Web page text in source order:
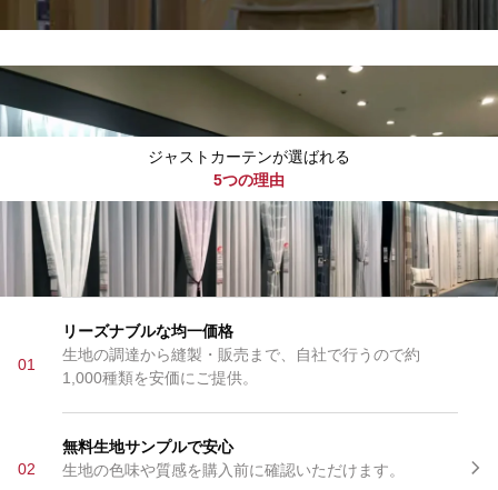
ジャストカーテンが選ばれる
5つの理由
01
リーズナブルな均一価格
生地の調達から縫製・販売まで、自社で行うので約
1,000種類を安価にご提供。
02
無料生地サンプルで安心
生地の色味や質感を購入前に確認いただけます。